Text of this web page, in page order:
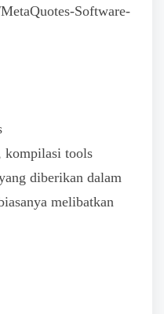
Software-
kompilasi tools
diberikan dalam
melibatkan